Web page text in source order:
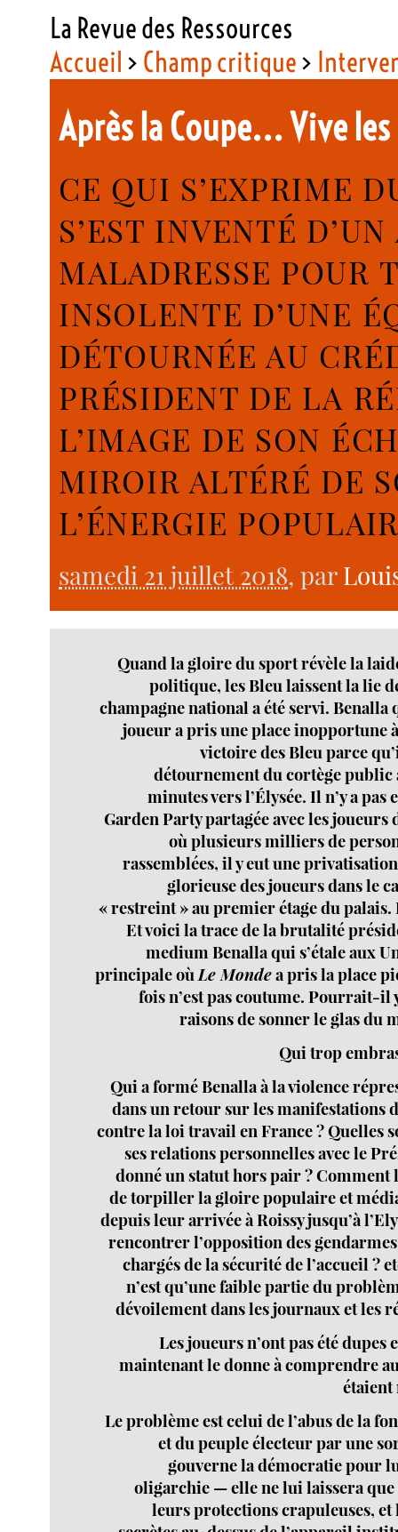
La Revue des Ressources
Accueil > Champ critique>
Après la Coupe... Vive
CE QUI S’EXPRIME
S’EST INVENTÉ
MALADRESSE POUR
INSOLENTE D’UNE
DÉTOURNÉE AU
PRÉSIDENT DE LA
L’IMAGE DE SON
MIROIR ALTÉRÉ DE
L’ÉNERGIE
samedi 21 juillet 2018, par
Quand la gloire du sport révèle la
politique, les Bleu laissent la lie
champagne national a été servi. Benalla
joueur a pris une place inopportune
victoire des Bleu parce
détournement du cortège public
minutes vers l’Élysée. Il n’y a pas
Garden Party partagée avec les joueurs
où plusieurs milliers de
rassemblées, il y eut une
glorieuse des joueurs dans le
« restreint » au premier étage du palais.
Et voici la trace de la brutalité
medium Benalla qui s’étale aux
principale où Le Mondea pris la place
fois n’est pas coutume. Pourrait-il
raisons de sonner le glas du
Qui trop
Qui a formé Benalla à la violence
dans un retour sur les manifestations
contre la loi travail en France ? Quelles
ses relations personnelles avec le
donné un statut hors pair ? Comment
de torpiller la gloire populaire et
depuis leur arrivée à Roissy jusqu’à
rencontrer l’opposition des
chargés de la sécurité de l’accueil ?
n’est qu’une faible partie du
dévoilement dans les journaux et les
Les joueurs n’ont pas été dupes
maintenant le donne à comprendre
étaient
Le problème est celui de l’abus de la
et du peuple électeur par une
gouverne la démocratie pour
oligarchie — elle ne lui laissera que
leurs protections crapuleuses,